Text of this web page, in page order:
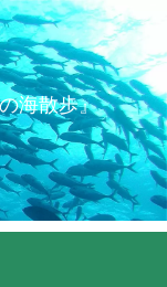
海散歩』